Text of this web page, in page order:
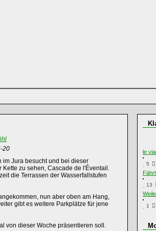
20
im Jura besucht und bei dieser
zu sehen, Cascade de l'Éventail.
die Terrassen der Wasserfallstufen
nun aber oben am Hang,
gibt es weitere Parkplätze für jene
von dieser Woche präsentieren soll.
le
5
13
1